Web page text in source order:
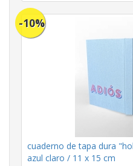
-10%
cuaderno de tapa dura
azul claro / 11 x 15 cm